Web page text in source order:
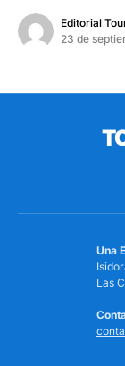
Editorial
23 de
Una
Las